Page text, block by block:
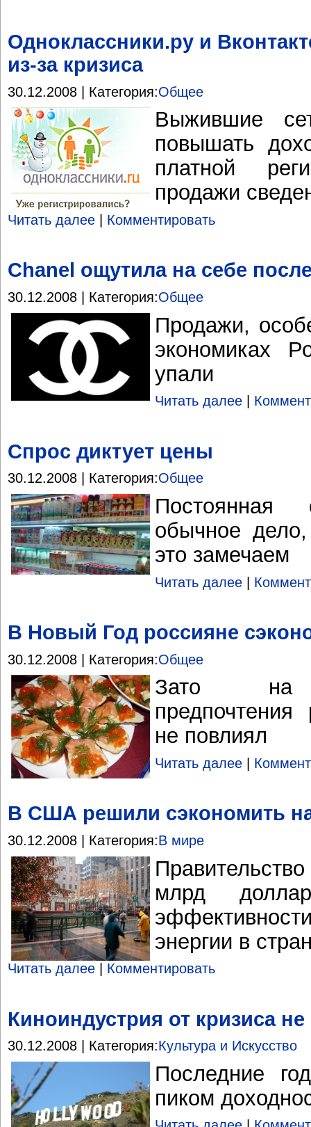
Одноклассники.ру и
из-за кризиса
30.12.2008 | Категория:Общее
Выжившие
повышать
платной
продажи
Читать далее Комментировать
Chanel ощутила на себе
30.12.2008 | Категория:Общее
Продажи,
экономиках
упали
Читать далее
Cпрос диктует цены
30.12.2008 | Категория:Общее
обычное
это замечаем
Читать далее |
В Новый Год россияне
30.12.2008 | Категория:Общее
Зато на
предпочтения
не повлиял
Читать далее
В США решили сэкономить
30.12.2008 | Категория:В мире
млрд
энергии в
Читать далее Комментировать
Киноиндустрия от кризиса
30.12.2008 | Категория:Культура и Искусство
Последние
пиком